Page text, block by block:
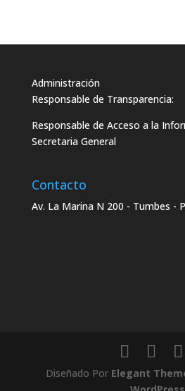
Administración
Responsable de Transparencia:
Responsable de Acceso a la
Secretaria General
Contacto
Av. La Marina N 200 - Tumbes -
Diseñado Por Elegant